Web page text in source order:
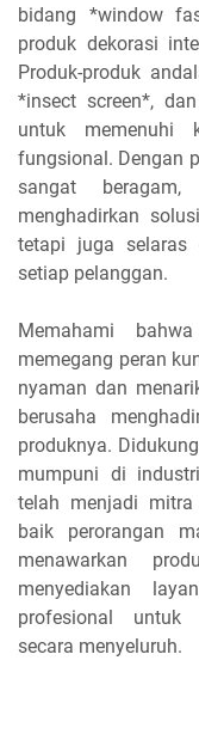
bidang *window
produk dekorasi
Produk-produk
*insect screen*,
untuk memenuhi
fungsional. Dengan
sangat beragam,
menghadirkan
tetapi juga selaras
setiap pelanggan.
Memahami
memegang peran
nyaman dan
berusaha
produknya.
mumpuni di
telah menjadi mitra
baik perorangan
menawarkan
menyediakan
profesional untuk
secara menyeluruh.